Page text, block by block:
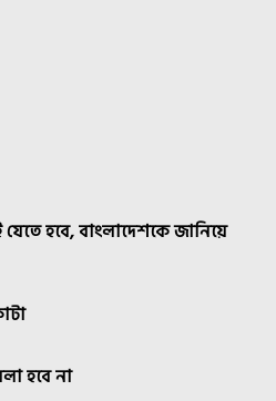
হবে, বাংলাদেশকে জানিয়ে
হবে না